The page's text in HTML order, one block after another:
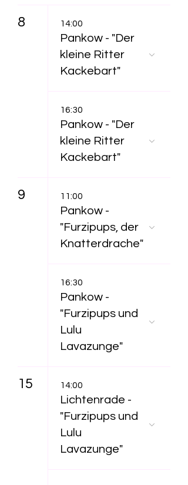
8 14:00
Pankow - "Der
kleine Ritter
Kackebart"
16:30
Pankow - "Der
kleine Ritter
Kackebart"
9 11:00
Pankow -
"Furzipups, der
Knatterdrache"
16:30
Pankow -
"Furzipups und
Lulu
Lavazunge"
15 14:00
Lichtenrade -
"Furzipups und
Lulu
Lavazunge"